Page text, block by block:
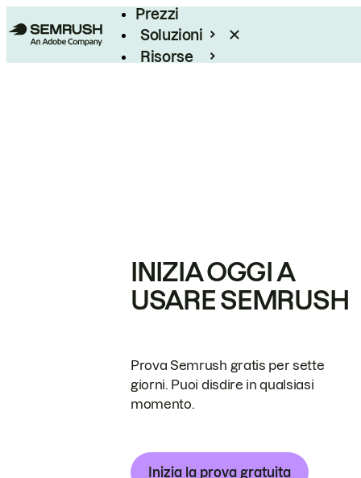
Prezzi
Soluzioni
Risorse
INIZIA OGGI A
USARE SEMRUSH
Prova Semrush gratis per sette
giorni. Puoi disdire in qualsiasi
momento.
Inizia la prova gratuita